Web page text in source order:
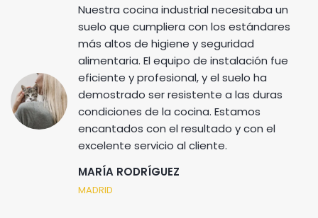
Nuestra cocina industrial necesitaba un
suelo que cumpliera con los estándares
más altos de higiene y seguridad
alimentaria. El equipo de instalación fue
eficiente y profesional, y el suelo ha
demostrado ser resistente a las duras
condiciones de la cocina. Estamos
encantados con el resultado y con el
excelente servicio al cliente.
MARÍA RODRÍGUEZ
MADRID